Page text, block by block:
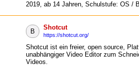
2019, ab 14 Jahren, Schulstufe: OS /
B
Shotcut
https://shotcut.org/
Shotcut ist ein freier, open source,
unabhängiger Video Editor zum
Videos.